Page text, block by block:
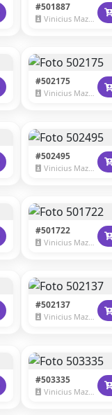
#501887
Vinicius Mazzaro
#502175
Vinicius Mazzaro
#502495
Vinicius Mazzaro
#501722
Vinicius Mazzaro
#502137
Vinicius Mazzaro
#503335
Vinicius Mazzaro